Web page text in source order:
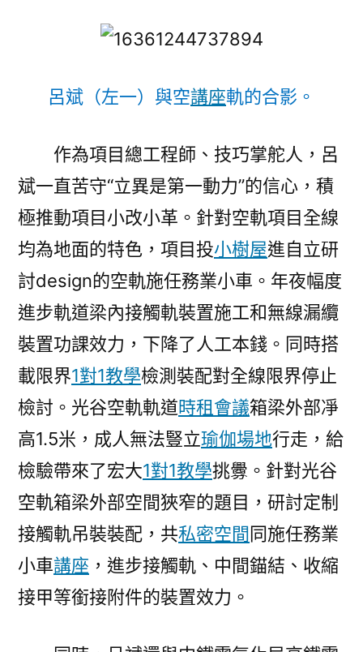
呂斌（左一）與空講座軌的合影。
作為項目總工程師、技巧掌舵人，呂
斌一直苦守“立異是第一動力”的信心，積
極推動項目小改小革。針對空軌項目全線
均為地面的特色，項目投小樹屋進自立研
討design的空軌施任務業小車。年夜幅度
進步軌道梁內接觸軌裝置施工和無線漏纜
裝置功課效力，下降了人工本錢。同時搭
載限界1對1教學檢測裝配對全線限界停止
檢討。光谷空軌軌道時租會議箱梁外部凈
高1.5米，成人無法豎立瑜伽場地行走，給
檢驗帶來了宏大1對1教學挑釁。針對光谷
空軌箱梁外部空間狹窄的題目，研討定制
接觸軌吊裝裝配，共私密空間同施任務業
小車講座 ，進步接觸軌、中間錨結、收縮
接甲等銜接附件的裝置效力。